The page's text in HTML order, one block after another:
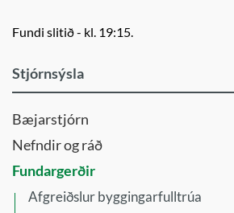
Fundi slitið - kl. 19:15.
Stjórnsýsla
Bæjarstjórn
Nefndir og ráð
Fundargerðir
Afgreiðslur byggingarfulltrúa